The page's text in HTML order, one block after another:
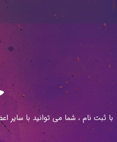
با ثبت نام ، شما می توانید با سایر